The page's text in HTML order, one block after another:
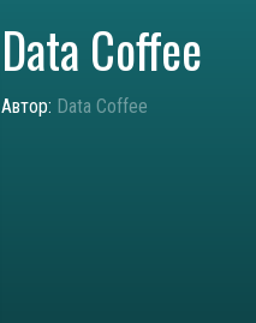
Data Coffee
Автор: Data Coffee